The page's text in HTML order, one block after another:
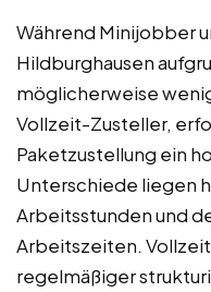
Während Minijobber
Hildburghausen
möglicherweise
Vollzeit-Zusteller,
Paketzustellung ein
Unterschiede liegen
Arbeitsstunden und
Arbeitszeiten.
regelmäßiger